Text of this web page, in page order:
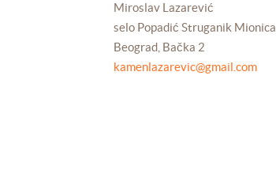
Miroslav Lazarević
selo Popadić Struganik Mionica
Beograd, Bačka 2
kamenlazarevic@gmail.com